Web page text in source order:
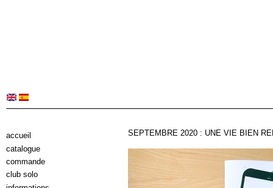
SEPTEMBRE 2020 : UNE VIE BIEN
accueil
catalogue
commande
club solo